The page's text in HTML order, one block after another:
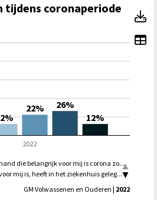
tijdens coronaperiode
die belangrijk voor mij is corona zo...
mij is, heeft in het ziekenhuis geleg...
mij is, is ernstig ziek geworden door...
mij is, is overleden aan iets anders...
2022
22%
26%
12%
GM Volwassenen en Ouderen | 2022